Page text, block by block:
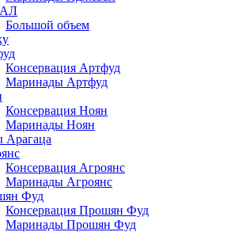
Большой объем
Консервация Артфуд
Маринады Артфуд
Консервация Ноян
Маринады Ноян
Арагаца
Консервация Агроянс
Маринады Агроянс
Фуд
Консервация Прошян Фуд
Маринады Прошян Фуд